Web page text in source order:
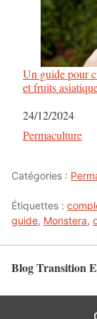
Un guide pour
et fruits
Date
24/12/2024
Par rapport à
Permaculture
Catégories :
Étiquettes :
guide, Monstera,
Blog Transition